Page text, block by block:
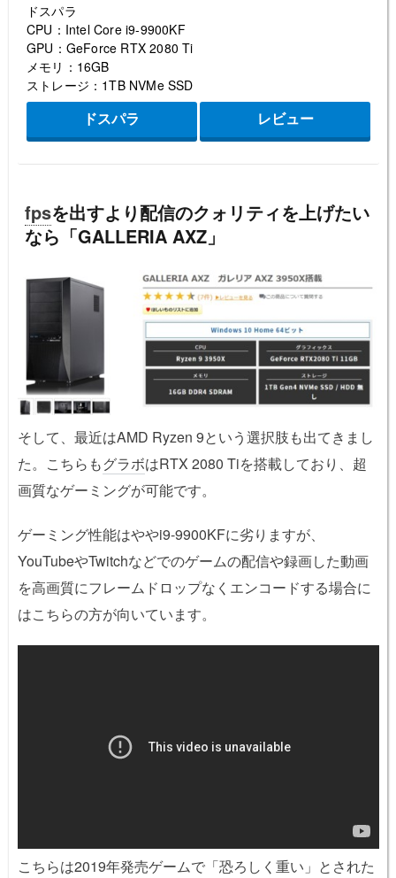
ドスパラ
CPU：Intel Core i9-9900KF
GPU：GeForce RTX 2080 Ti
メモリ：16GB
ストレージ：1TB NVMe SSD
ドスパラ レビュー
fpsを出すより配信のクォリティを上げたい
なら「GALLERIA AXZ」
そして、最近はAMD Ryzen 9という選択肢も出てきまし
た。こちらもグラボはRTX 2080 Tiを搭載しており、超
画質なゲーミングが可能です。
ゲーミング性能はややi9-9900KFに劣りますが、
YouTubeやTwitchなどでのゲームの配信や録画した動画
を高画質にフレームドロップなくエンコードする場合に
はこちらの方が向いています。
こちらは2019年発売ゲームで「恐ろしく重い」とされた